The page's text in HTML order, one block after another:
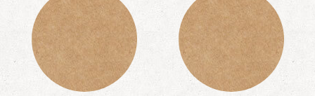
HAMBURGER
9,00 KM
CHEESBURGER
9,50 KM